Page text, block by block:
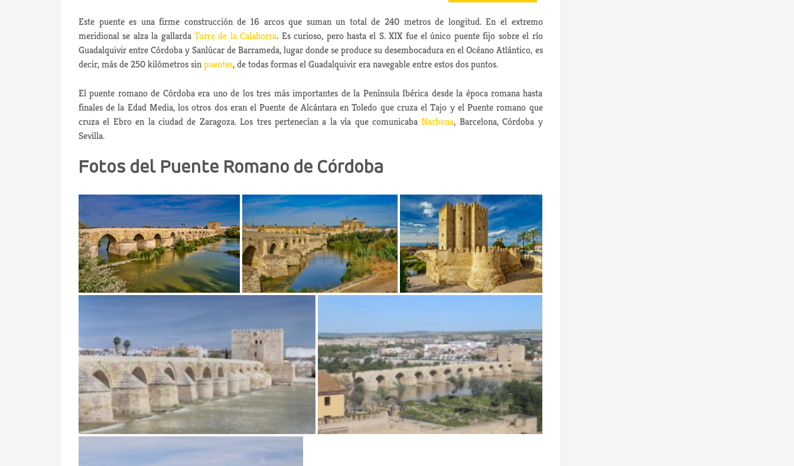
Este puente es una firme construcción de 16 arcos que suman un total de 240 metros de longitud. En el extremo
meridional se alza la gallardaTorre de la Calahorra. Es curioso, pero hasta el S. XIX fue el único puente fijo sobre el río
Guadalquivir entre Córdoba y Sanlúcar de Barrameda, lugar donde se produce su desembocadura en el Océano Atlántico, es
decir, más de 250 kilómetros sinpuentes, de todas formas el Guadalquivir era navegable entre estos dos puntos.
El puente romano de Córdoba era uno de los tres más importantes de la Península Ibérica desde la época romana hasta
finales de la Edad Media, los otros dos eran el Puente de Alcántara en Toledo que cruza el Tajo y el Puente romano que
cruza el Ebro en la ciudad de Zaragoza. Los tres pertenecían a la vía que comunicabaNarbona, Barcelona, Córdoba y
Sevilla.
Fotos del Puente Romano de Córdoba